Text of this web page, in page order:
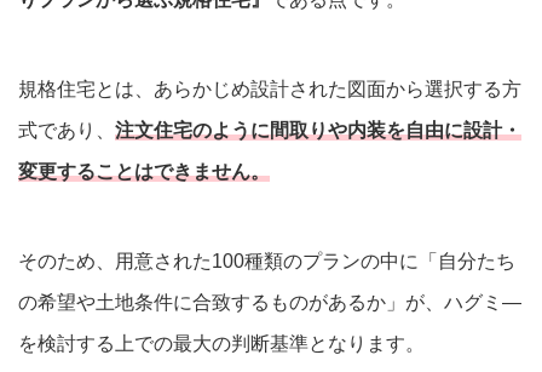
規格住宅とは、あらかじめ設計された図面から選択する方
式であり、 注文住宅のように間取りや内装を自由に設計・
変更することはできません。
そのため、用意された100種類のプランの中に「自分たち
の希望や土地条件に合致するものがあるか」が、ハグミ―
を検討する上での最大の判断基準となります。